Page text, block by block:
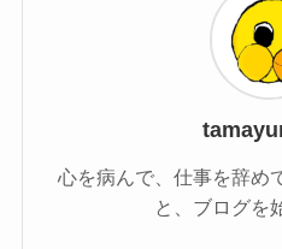
心を病んで、仕事を辞め
と、ブログを